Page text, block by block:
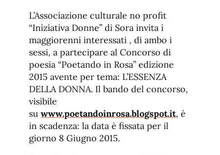
de
fuente
de
fuente.
L’Associazione culturale no profit
“Iniziativa Donne” di Sora invita i
maggiorenni interessati , di ambo i
sessi, a partecipare al Concorso di
poesia “Poetando in Rosa” edizione
2015 avente per tema: L’ESSENZA
DELLA DONNA. Il bando del concorso,
visibile
su www.poetandoinrosa.blogspot.it, è
in scadenza: la data è fissata per il
giorno 8 Giugno 2015.